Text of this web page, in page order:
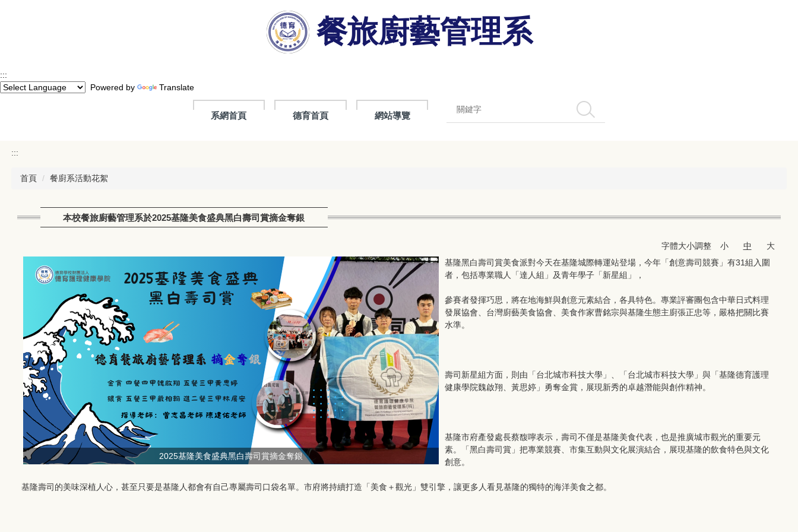
區
餐旅廚藝管理系
:::
Powered by
Translate
系網首頁 德育首頁 網站導覽
搜尋
:::
首頁 餐廚系活動花絮
本校餐旅廚藝管理系於2025基隆美食盛典黑白壽司賞摘金奪銀
字體大小調整 小 中 大
2025基隆美食盛典黑白壽司賞摘金奪銀
基隆黑白壽司賞美食派對今天在基隆城際轉運站登場，今年「創意壽司競賽」有31組入圍
者，包括專業職人「達人組」及青年學子「新星組」，
參賽者發揮巧思，將在地海鮮與創意元素結合，各具特色。專業評審團包含中華日式料理
發展協會、台灣廚藝美食協會、美食作家曹銘宗與基隆生態主廚張正忠等，嚴格把關比賽
水準。
壽司新星組方面，則由「台北城市科技大學」、「台北城市科技大學」與「基隆德育護理
健康學院魏啟翔、黃思婷」勇奪金賞，展現新秀的卓越潛能與創作精神。
基隆市府產發處長蔡馥嚀表示，壽司不僅是基隆美食代表，也是推廣城市觀光的重要元
素。「黑白壽司賞」把專業競賽、市集互動與文化展演結合，展現基隆的飲食特色與文化
創意。
基隆壽司的美味深植人心，甚至只要是基隆人都會有自己專屬壽司口袋名單。市府將持續打造「美食＋觀光」雙引擎，讓更多人看見基隆的獨特的海洋美食之都。